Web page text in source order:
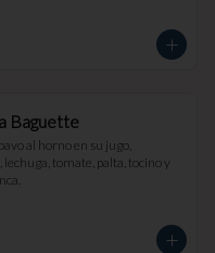
Baguette
al horno en su jugo,
lechuga, tomate, palta, tocino y